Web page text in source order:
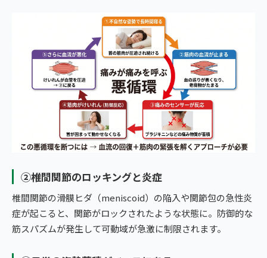
②椎間関節のロッキングと炎症
椎間関節の滑膜ヒダ（meniscoid）の陥入や関節包の急性炎
症が起こると、関節がロックされたような状態に。防御的な
筋スパズムが発生して可動域が急激に制限されます。